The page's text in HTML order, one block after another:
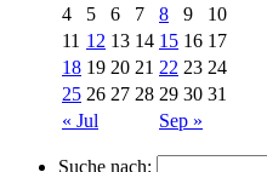
« Jul Sep »
4
5 6 7 8 9
10
11 12 13 14 15 16 17
18 19 20 21 22 23 24
25 26 27 28 29 30 31
Suche nach: